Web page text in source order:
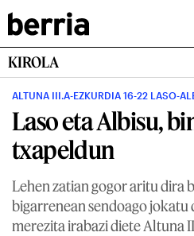
KIROLA
ALTUNA III.A-EZKURDIA 16-22 LASO-
Laso eta Albisu,
txapeldun
Lehen zatian gogor aritu dira
bigarrenean sendoago jokatu
merezita irabazi diete Altuna